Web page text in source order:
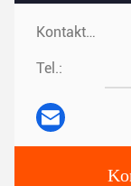
Kontaktpersonen:
Tel.: